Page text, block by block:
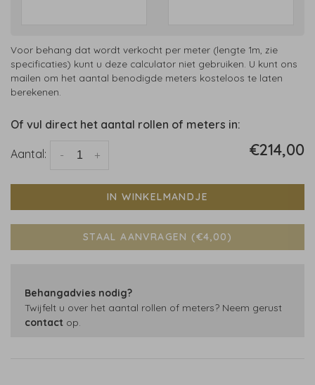
Voor behang dat wordt verkocht per meter (lengte 1m, zie
specificaties) kunt u deze calculator niet gebruiken. U kunt ons
mailen om het aantal benodigde meters kosteloos te laten
berekenen.
Of vul direct het aantal rollen of meters in:
Aantal: +
- €214,00
IN WINKELMANDJE
STAAL AANVRAGEN (€4,00)
Behangadvies nodig?
Twijfelt u over het aantal rollen of meters? Neem gerust
contact op.